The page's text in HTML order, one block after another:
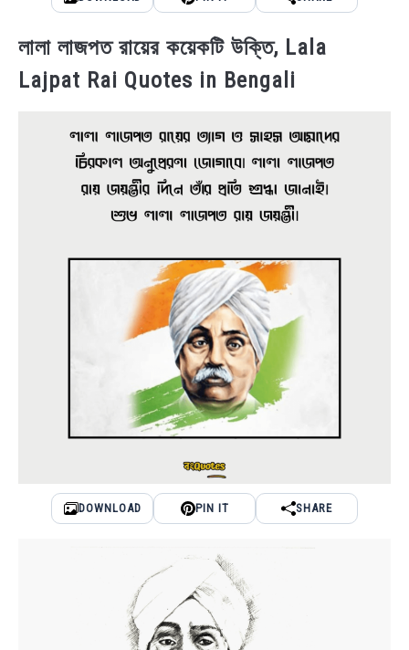
লালা লাজপত রায়ের কয়েকটি উক্তি, Lala
Lajpat Rai Quotes in Bengali
DOWNLOAD PIN IT SHARE